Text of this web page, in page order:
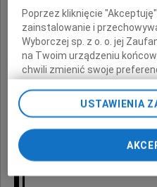
Poprzez kliknięcie
zainstalowanie i
Wyborczej sp. z o. o. jej
na Twoim urządzeniu
chwili zmienić swoje
preferencjami dot.
odnośnik „Ustawienia
przechodząc do sekcji
Zmiana ustawień plików
pomocą ustawień
My, nasi Zaufani Partnerzy i
USTAWIENIA